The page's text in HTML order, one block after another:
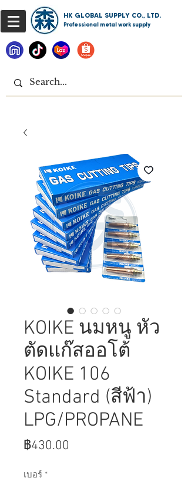
HK GLOBAL SUPPLY CO., LTD.
Professional metal work supply
KOIKE นมหนู หัว
ตัดแก๊สออโต้
KOIKE 106
Standard (สีฟ้า)
LPG/PROPANE
฿430.00
เบอร์ *